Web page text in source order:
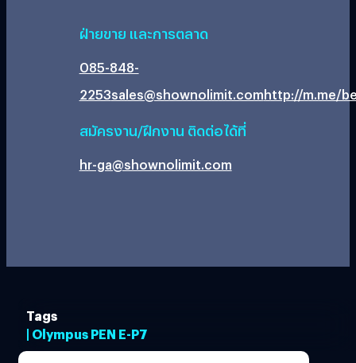
ฝ่ายขาย และการตลาด
085-848-
2253sales@shownolimit.comhttp://m.me/
สมัครงาน/ฝึกงาน ติดต่อได้ที่
hr-ga@shownolimit.com
Tags
| Olympus PEN E-P7